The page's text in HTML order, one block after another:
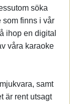
söka
som finns i vår
ihop en digital
våra karaoke
samt
är rent utsagt